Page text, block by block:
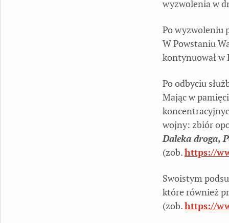
wyzwolenia w
Po wyzwoleniu
W Powstaniu
kontynuował w
Po odbyciu
Mając w
wojny: zbiór
Daleka droga,
(zob.https://
Swoistym
które również
(zob.https://